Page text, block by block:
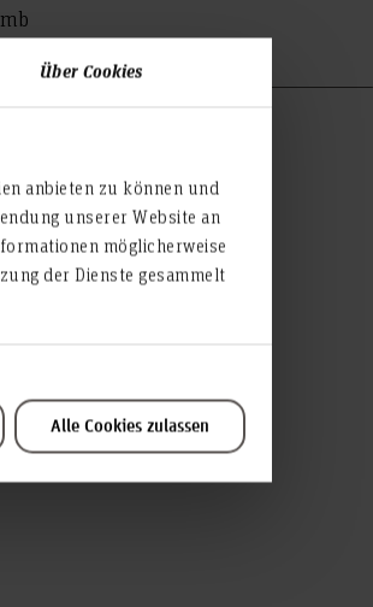
Über Cookies
anbieten zu können und
unserer Website an
möglicherweise
der Dienste gesammelt
Alle Cookies zulassen